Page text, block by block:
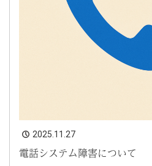
2025.11.27
電話システム障害について